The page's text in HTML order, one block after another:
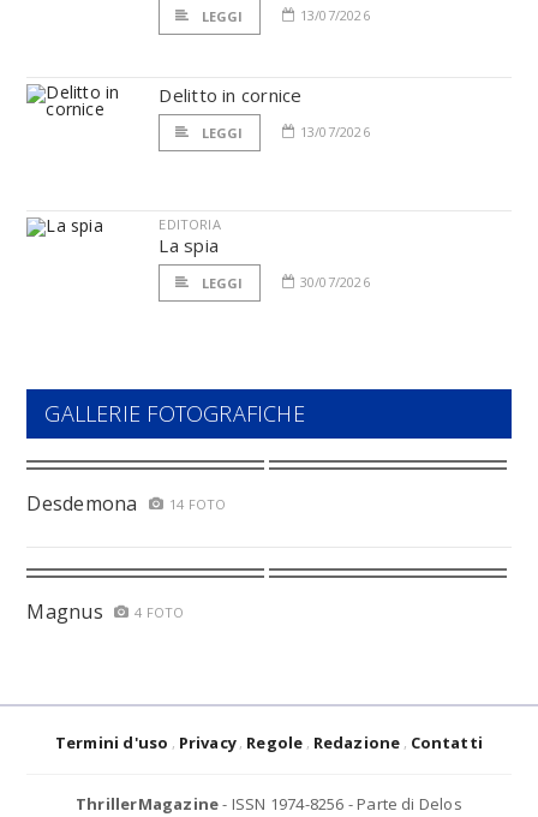
LEGGI 13/07/2026
Delitto in cornice
LEGGI 13/07/2026
EDITORIA
La spia
LEGGI 30/07/2026
GALLERIE FOTOGRAFICHE
Desdemona 14 FOTO
Magnus 4 FOTO
Termini d'uso Privacy Regole Redazione Contatti
ThrillerMagazine- ISSN 1974-8256 - Parte di Delos